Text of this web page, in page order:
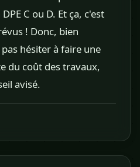
C ou D. Et ça, c'est
! Donc, bien
hésiter à faire une
du coût des travaux,
avisé.